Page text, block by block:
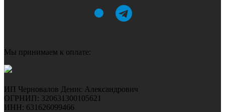
Мы принимаем к оплате:
ИП Черновалов Денис Александрович
ОГРНИП: 320631300105621
ИНН: 631626099466